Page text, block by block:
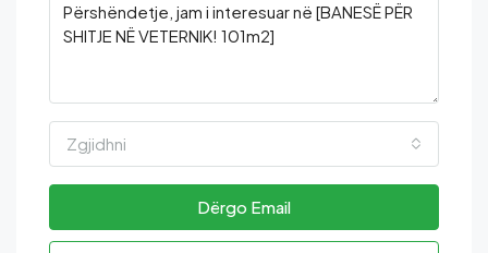
Zgjidhni
Dërgo Email